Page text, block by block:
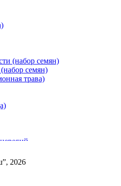
(набор семян)
семян)
трава)
2026